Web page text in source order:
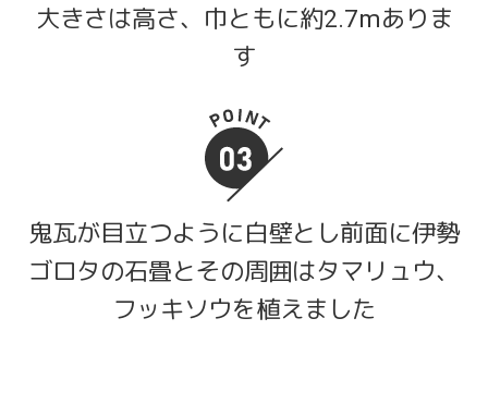
大きさは高さ、巾ともに約2.7mありま
す
鬼瓦が目立つように白壁とし前面に伊勢
ゴロタの石畳とその周囲はタマリュウ、
フッキソウを植えました